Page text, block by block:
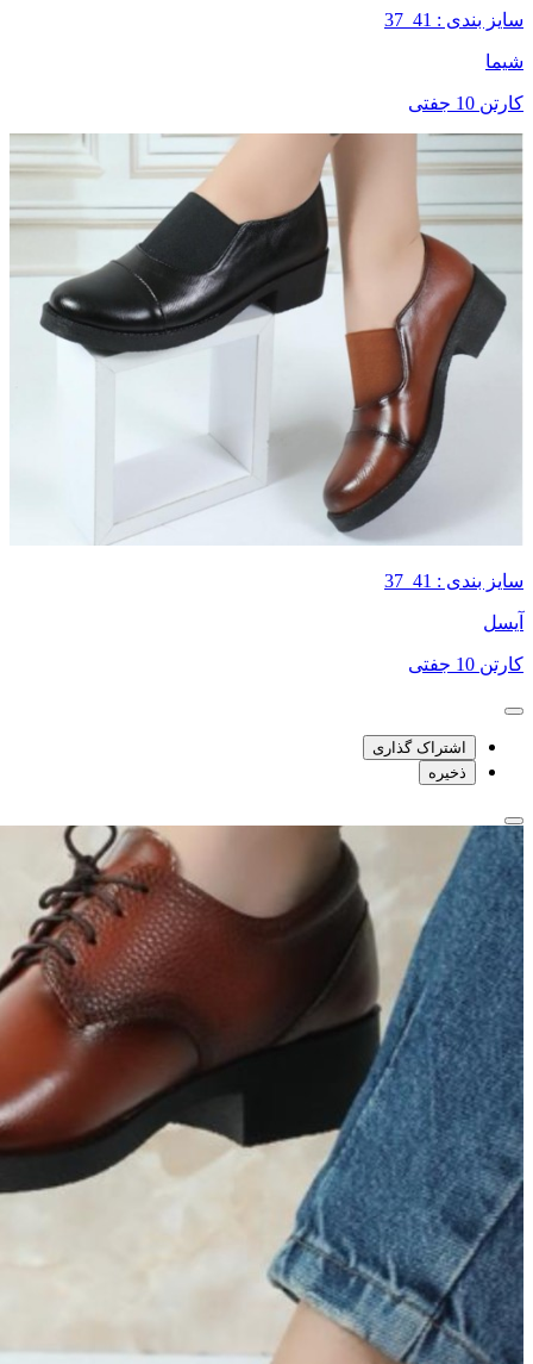
سایز بندی : 41_37
شیما
کارتن 10 جفتی
سایز بندی : 41_37
آیسل
کارتن 10 جفتی
اشتراک گذاری
ذخیره